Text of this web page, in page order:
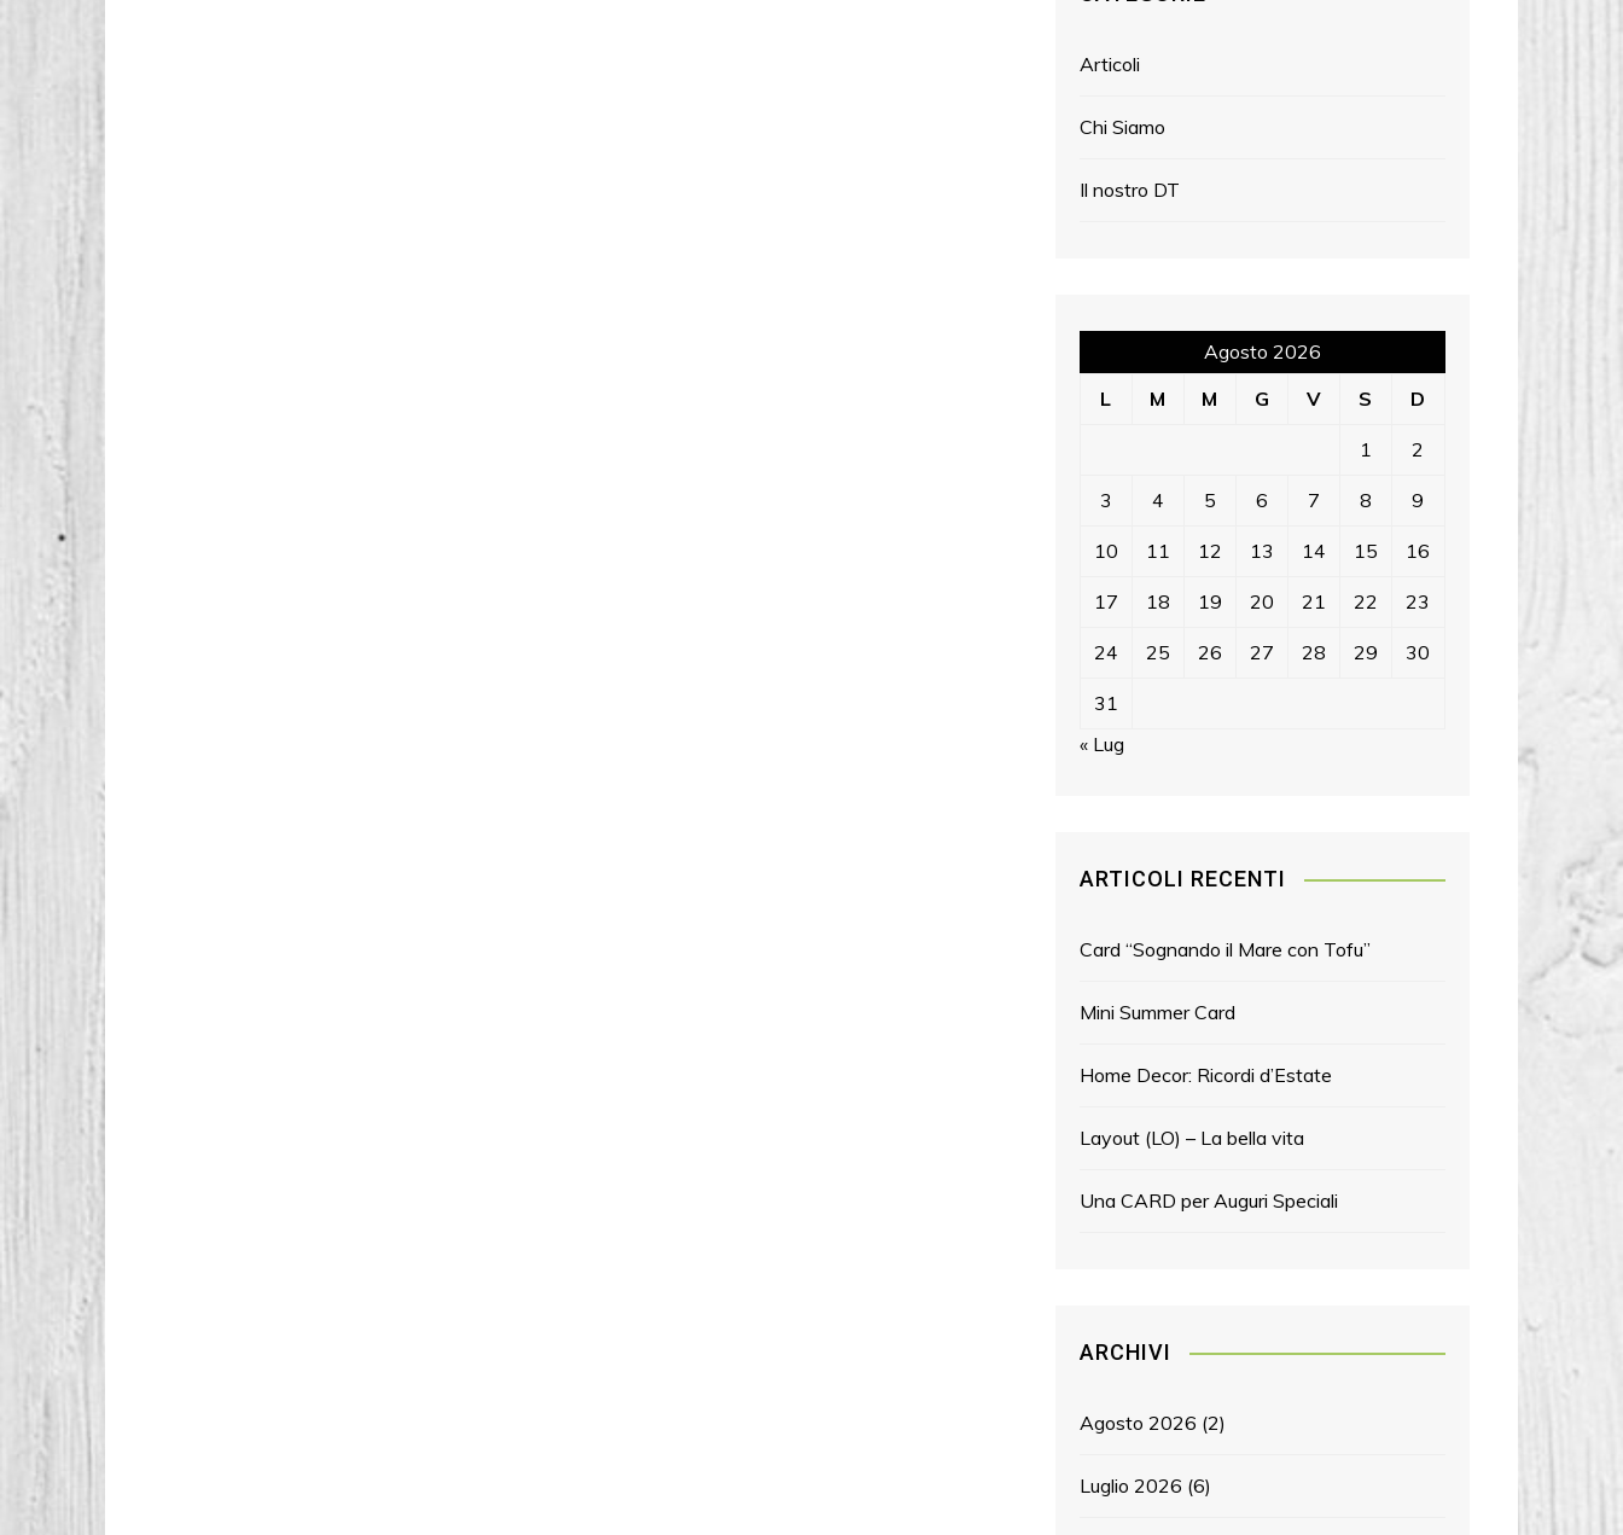
Articoli
Chi Siamo
Il nostro DT
Agosto 2026
L
M M G V S D
1 2
3 4 5 6 7 8 9
10 11 12 13 14 15 16
17 18 19 20 21 22 23
24 25 26 27 28 29 30
31
« Lug
ARTICOLI RECENTI
Card “Sognando il Mare con Tofu”
Mini Summer Card
Home Decor: Ricordi d’Estate
Layout (LO) – La bella vita
Una CARD per Auguri Speciali
ARCHIVI
Agosto 2026 (2)
Luglio 2026 (6)